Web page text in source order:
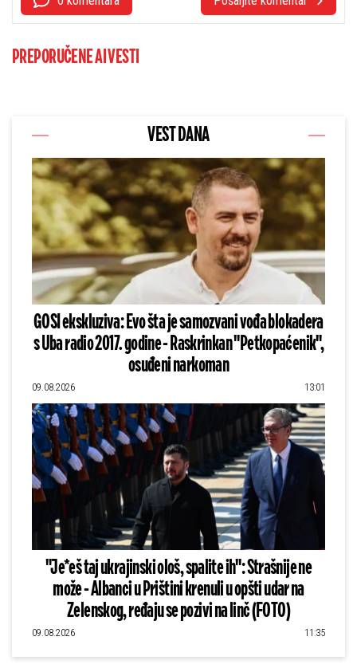
PREPORUČENE AI VESTI
VEST DANA
GOSI ekskluziva: Evo šta je samozvani vođa blokadera
s Uba radio 2017. godine - Raskrinkan "Petkopaćenik",
osuđeni narkoman
09.08.2026 13:01
"Je*eš taj ukrajinski ološ, spalite ih": Strašnije ne
može - Albanci u Prištini krenuli u opšti udar na
Zelenskog, ređaju se pozivi na linč (FOTO)
09.08.2026 11:35